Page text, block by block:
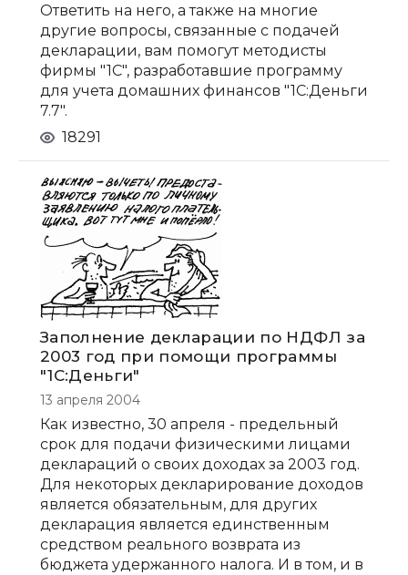
Ответить на него, а также на многие
другие вопросы, связанные с подачей
декларации, вам помогут методисты
фирмы "1С", разработавшие программу
для учета домашних финансов "1С:Деньги
7.7".
18291
Заполнение декларации по НДФЛ за
2003 год при помощи программы
"1С:Деньги"
13 апреля 2004
Как известно, 30 апреля - предельный
срок для подачи физическими лицами
деклараций о своих доходах за 2003 год.
Для некоторых декларирование доходов
является обязательным, для других
декларация является единственным
средством реального возврата из
бюджета удержанного налога. И в том, и в